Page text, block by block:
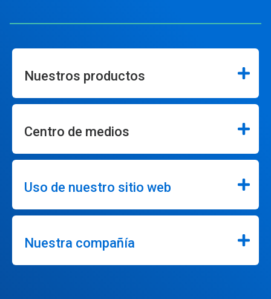
Nuestros productos
Centro de medios
Uso de nuestro sitio web
Nuestra compañía